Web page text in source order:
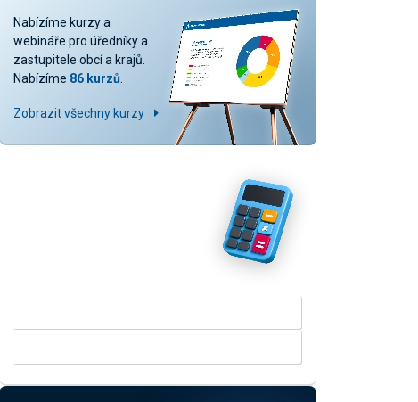
Nabízíme kurzy a
webináře pro úředníky a
zastupitele obcí a krajů.
Nabízíme 86 kurzů
Zobrazit všechny kurzy